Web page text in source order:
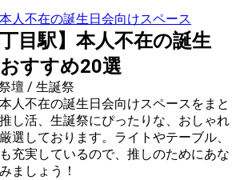
人不在の誕生日会向けスペース
丁目駅】本人不在の誕生
すすめ20選
壇 / 生誕祭
人不在の誕生日会向けスペースをまと
し活、生誕祭にぴったりな、おしゃれ
選しております。ライトやテーブル、
充実しているので、推しのためにあな
ましょう！